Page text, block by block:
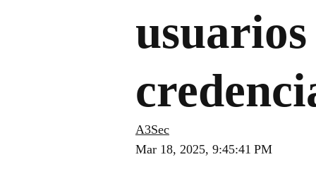
A3Sec
Mar 18, 2025, 9:45:41 PM